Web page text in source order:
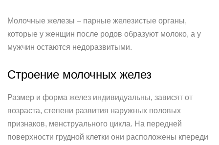
Молочные железы – парные железистые органы,
которые у женщин после родов образуют молоко, а у
мужчин остаются недоразвитыми.
Строение молочных желез
Размер и форма желез индивидуальны, зависят от
возраста, степени развития наружных половых
признаков, менструального цикла. На передней
поверхности грудной клетки они расположены кпереди